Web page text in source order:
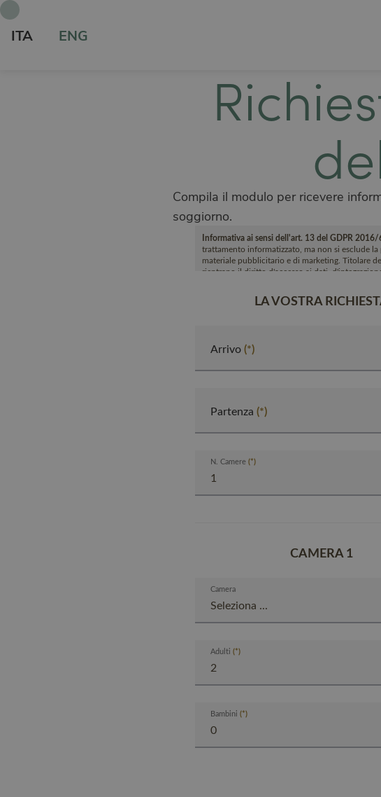
ITA ENG
Compila il modulo per ricevere
soggiorno.
Informativa ai sensi dell'art. 13 del GDPR 2016/
trattamento informatizzato, ma non si esclude
materiale pubblicitario e di marketing. Titolare
rientrano il diritto d'accesso ai dati,
LA VOSTRA
Arrivo
Partenza
N. Camere
CAMERA 1
Camera
Adulti
Bambini